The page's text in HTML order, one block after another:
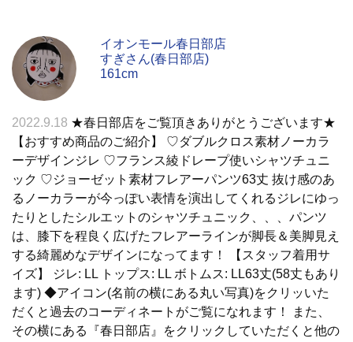
イオンモール春日部店
すぎさん(春日部店)
161cm
2022.9.18 ★春日部店をご覧頂きありがとうございます★
【おすすめ商品のご紹介】 ♡ダブルクロス素材ノーカラ
ーデザインジレ ♡フランス綾ドレープ使いシャツチュニ
ック ♡ジョーゼット素材フレアーパンツ63丈 抜け感のあ
るノーカラーが今っぽい表情を演出してくれるジレにゆっ
たりとしたシルエットのシャツチュニック、、、パンツ
は、膝下を程良く広げたフレアーラインが脚長＆美脚見え
する綺麗めなデザインになってます！ 【スタッフ着用サ
イズ】 ジレ: LL トップス: LL ボトムス: LL63丈(58丈もあり
ます) ◆アイコン(名前の横にある丸い写真)をクリッいた
だくと過去のコーディネートがご覧になれます！ また、
その横にある『春日部店』をクリックしていただくと他の